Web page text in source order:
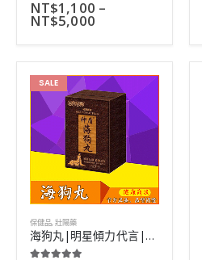
5.00out of 5
NT$1,100 –
NT$5,000
SALE
保健品,壯陽藥
海狗丸|明星傾力代言|名貴中藥材製作|無副作用|50粒